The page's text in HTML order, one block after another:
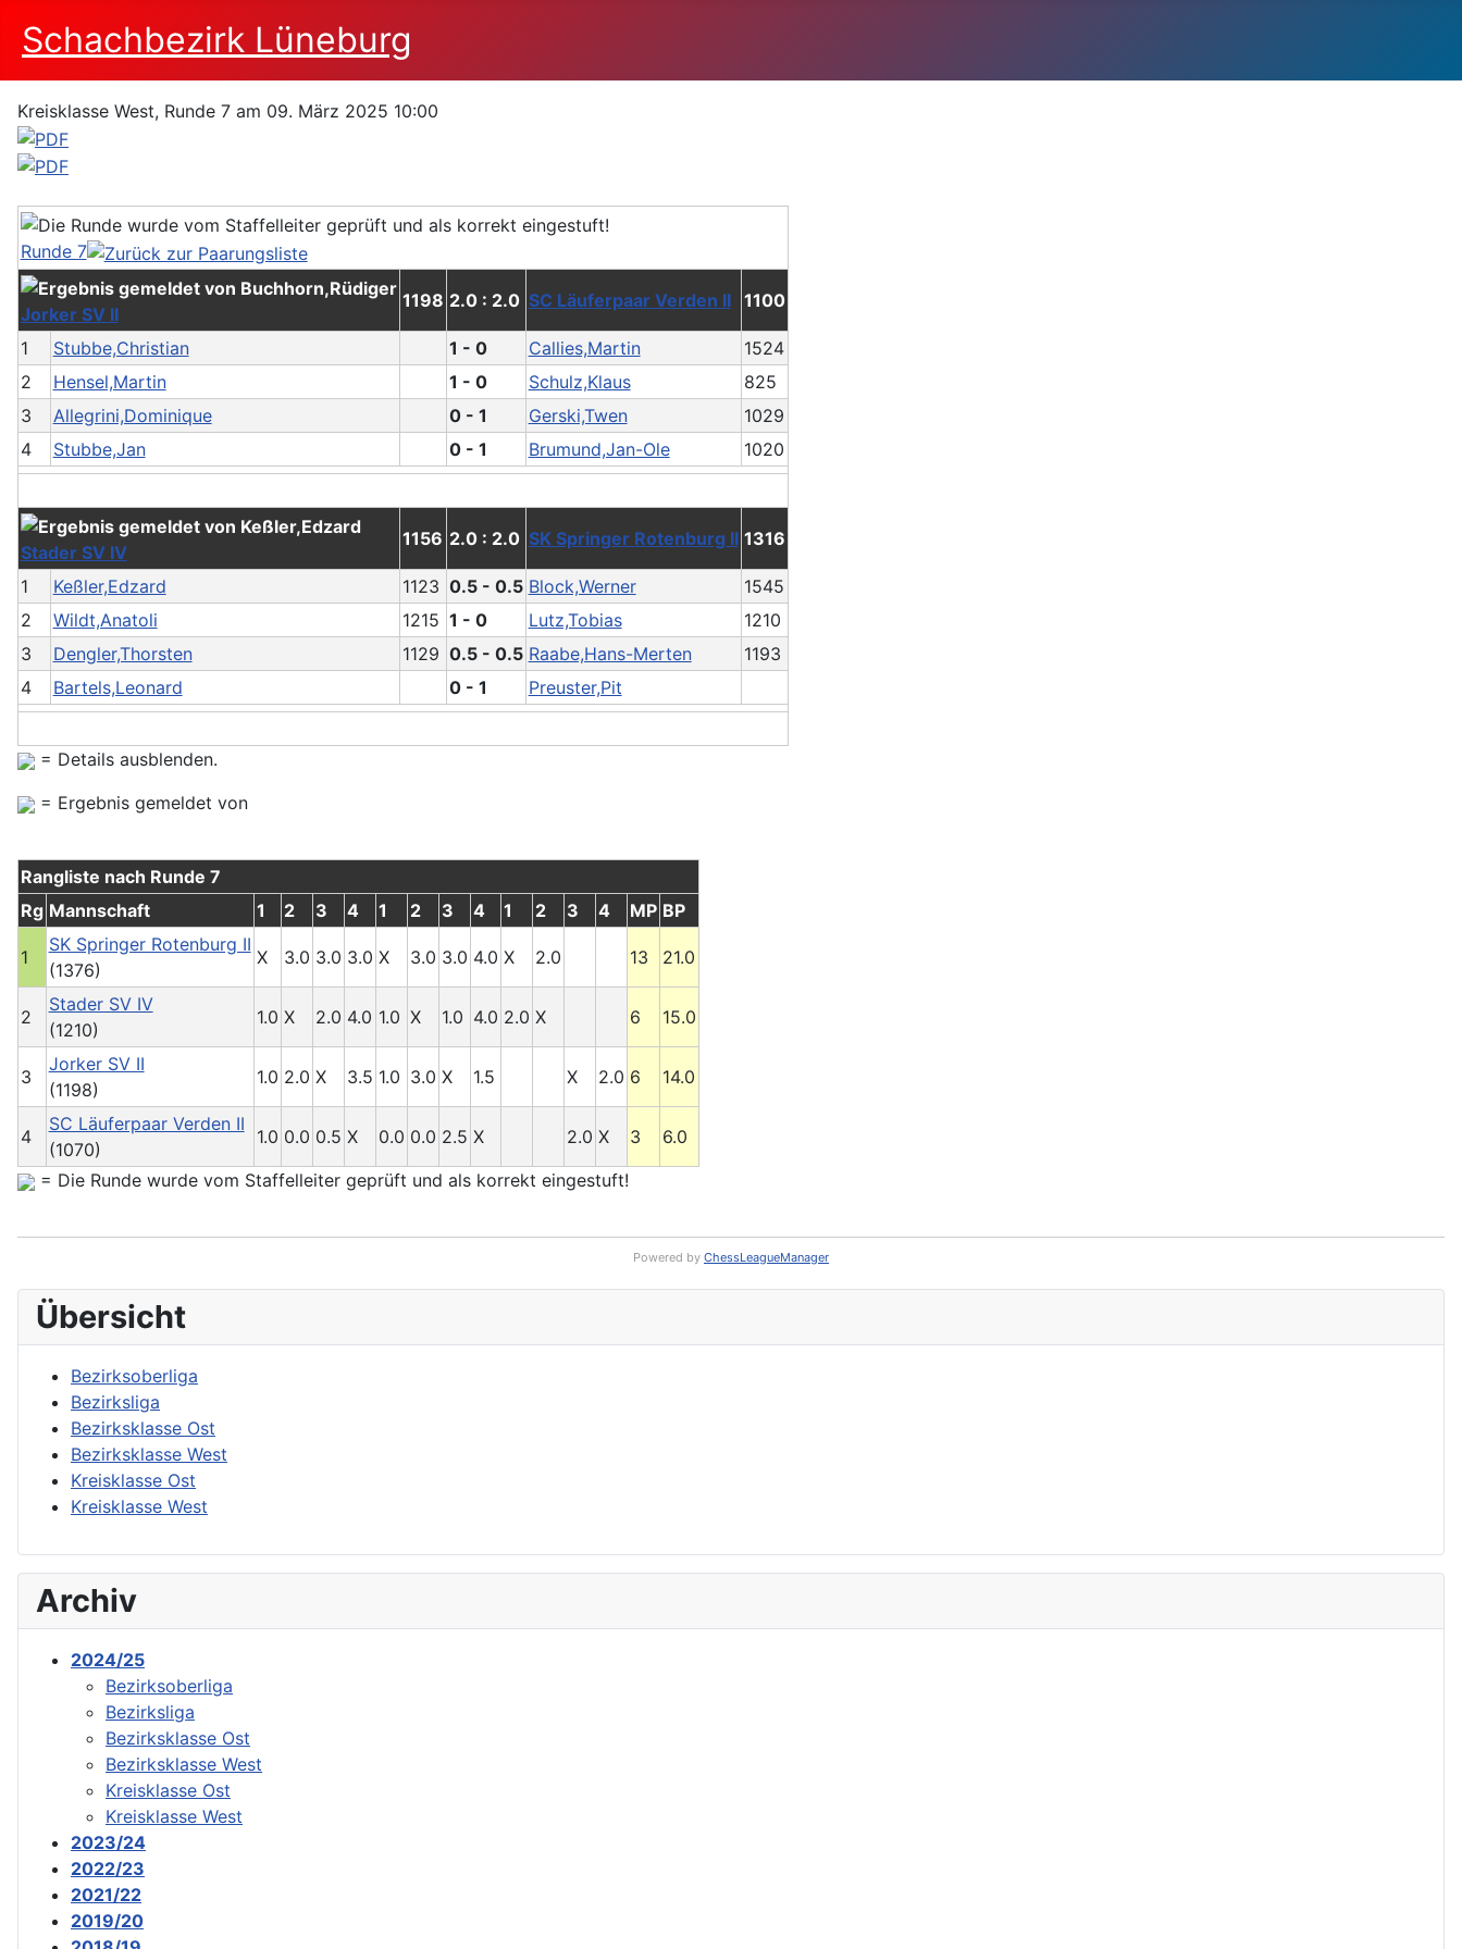
Schachbezirk Lüneburg
Übersicht
Bezirksoberliga
Bezirksliga
Bezirksklasse Ost
Bezirksklasse West
Kreisklasse Ost
Kreisklasse West
Archiv
2024/25
Bezirksoberliga
Bezirksliga
Bezirksklasse Ost
Bezirksklasse West
Kreisklasse Ost
Kreisklasse West
2023/24
2022/23
2021/22
2019/20
Kreisklasse West, Runde 7 am 09. März 2025 10:00
Runde 7
Jorker SV II
1198 2.0 : 2.0 SC Läuferpaar Verden II 1100
1 Stubbe,Christian 1 - 0 Callies,Martin
1524
2
Hensel,Martin 1 - 0 Schulz,Klaus
825
3
Allegrini,Dominique 0 - 1 Gerski,Twen
1029
4
Stubbe,Jan 0 - 1 Brumund,Jan-Ole 1020
Stader SV IV
1156 2.0 : 2.0 SK Springer Rotenburg II 1316
1 Keßler,Edzard 1123 0.5 - 0.5 Block,Werner
1545
2
Wildt,Anatoli 1215 1 - 0 Lutz,Tobias
1210
3
Dengler,Thorsten 1129 0.5 - 0.5 Raabe,Hans-Merten
1193
4
Bartels,Leonard 0 - 1 Preuster,Pit
= Details ausblenden.
= Ergebnis gemeldet von
Rangliste nach Runde 7
Rg Mannschaft 1 2 3 4 1 2 3 4 1 2 3 4 MP BP
1
SK Springer Rotenburg II
(1376)
X 3.0 3.0 3.0 X 3.0 3.0 4.0 X 2.0 13 21.0
2
Stader SV IV
(1210)
1.0 X 2.0 4.0 1.0 X 1.0 4.0 2.0 X 6 15.0
3
Jorker SV II
(1198)
1.0 2.0 X 3.5 1.0 3.0 X 1.5 X 2.0 6 14.0
4
SC Läuferpaar Verden II
(1070)
1.0 0.0 0.5 X 0.0 0.0 2.5 X 2.0 X 3
6.0
= Die Runde wurde vom Staffelleiter geprüft und als korrekt eingestuft!
Powered by ChessLeagueManager